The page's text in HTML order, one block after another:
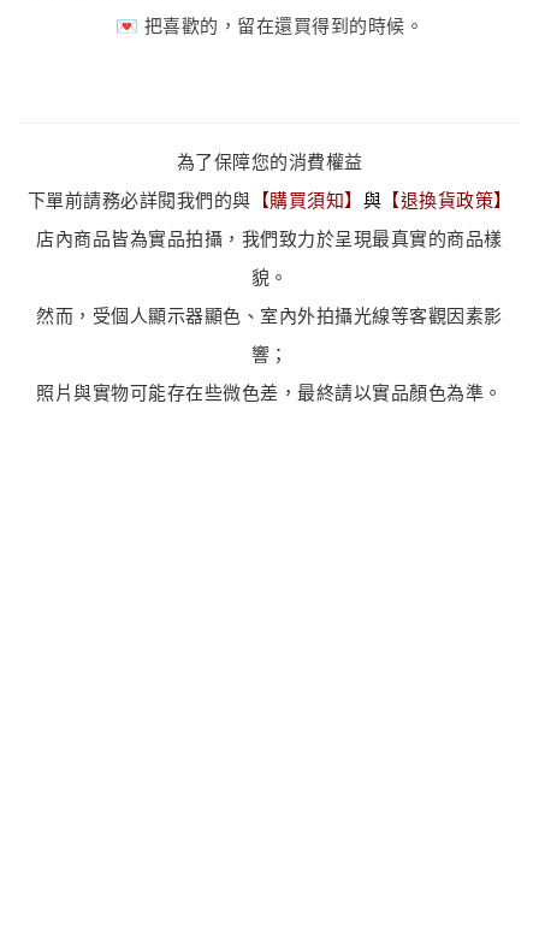
💌 把喜歡的，留在還買得到的時候。
為了保障您的消費權益
下單前請務必詳閱我們的與 【購買須知】 與 【退換貨政策】
店內商品皆為實品拍攝，我們致力於呈現最真實的商品樣
貌。
然而，受個人顯示器顯色、室內外拍攝光線等客觀因素影
響；
照片與實物可能存在些微色差，最終請以實品顏色為準。